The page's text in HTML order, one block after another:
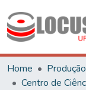
Home
Centro de